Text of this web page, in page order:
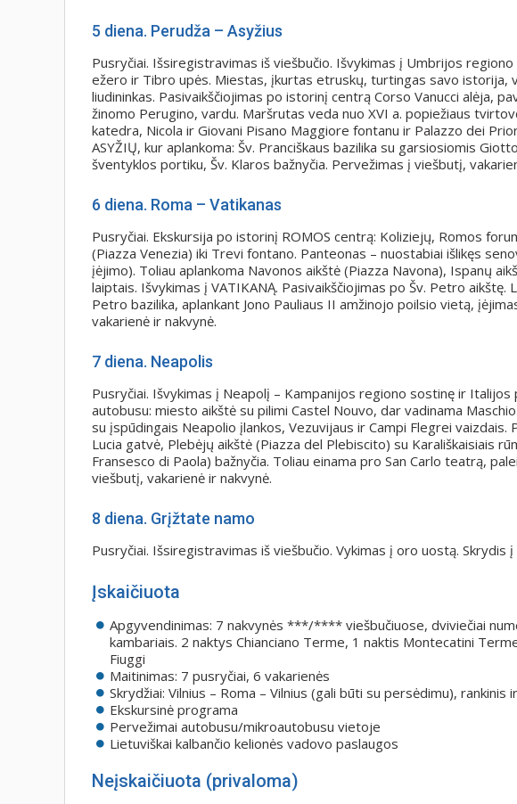
5 diena. Perudža – Asyžius
Pusryčiai. Išsiregistravimas iš viešbučio. Išvykimas į Umbrijos
ežero ir Tibro upės. Miestas, įkurtas etruskų, turtingas savo istorija,
liudininkas. Pasivaikščiojimas po istorinį centrą Corso Vanucci alėja,
žinomo Perugino, vardu. Maršrutas veda nuo XVI a. popiežiaus
katedra, Nicola ir Giovani Pisano Maggiore fontanu ir Palazzo dei
ASYŽIŲ, kur aplankoma: Šv. Pranciškaus bazilika su garsiosiomis
šventyklos portiku, Šv. Klaros bažnyčia. Pervežimas į viešbutį,
6 diena. Roma – Vatikanas
Pusryčiai. Ekskursija po istorinį ROMOS centrą: Koliziejų, Romos
(Piazza Venezia) iki Trevi fontano. Panteonas – nuostabiai išlikęs
įėjimo). Toliau aplankoma Navonos aikštė (Piazza Navona), Ispanų
laiptais. Išvykimas į VATIKANĄ. Pasivaikščiojimas po Šv. Petro aikštę.
Petro bazilika, aplankant Jono Pauliaus II amžinojo poilsio vietą,
vakarienė ir nakvynė.
7 diena. Neapolis
Pusryčiai. Išvykimas į Neapolį – Kampanijos regiono sostinę ir
autobusu: miesto aikštė su pilimi Castel Nouvo, dar vadinama
su įspūdingais Neapolio įlankos, Vezuvijaus ir Campi Flegrei vaizdais.
Lucia gatvė, Plebėjų aikštė (Piazza del Plebiscito) su Karališkaisiais
Fransesco di Paola) bažnyčia. Toliau einama pro San Carlo teatrą,
viešbutį, vakarienė ir nakvynė.
8 diena. Grįžtate namo
Pusryčiai. Išsiregistravimas iš viešbučio. Vykimas į oro uostą. Skrydis į
Įskaičiuota
Apgyvendinimas: 7 nakvynės ***/**** viešbučiuose, dviviečiai
kambariais. 2 naktys Chianciano Terme, 1 naktis Montecatini
Fiuggi
Maitinimas: 7 pusryčiai, 6 vakarienės
Skrydžiai: Vilnius – Roma – Vilnius (gali būti su persėdimu),
Ekskursinė programa
Pervežimai autobusu/mikroautobusu vietoje
Lietuviškai kalbančio kelionės vadovo paslaugos
Neįskaičiuota (privaloma)